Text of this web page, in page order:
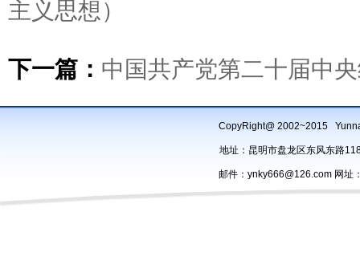
主义思想）
下一篇： 中国共产党第二十届中
CopyRight@ 2002~2015
地址：昆明市盘龙区东风东路
邮件：ynky666@126.com 网址